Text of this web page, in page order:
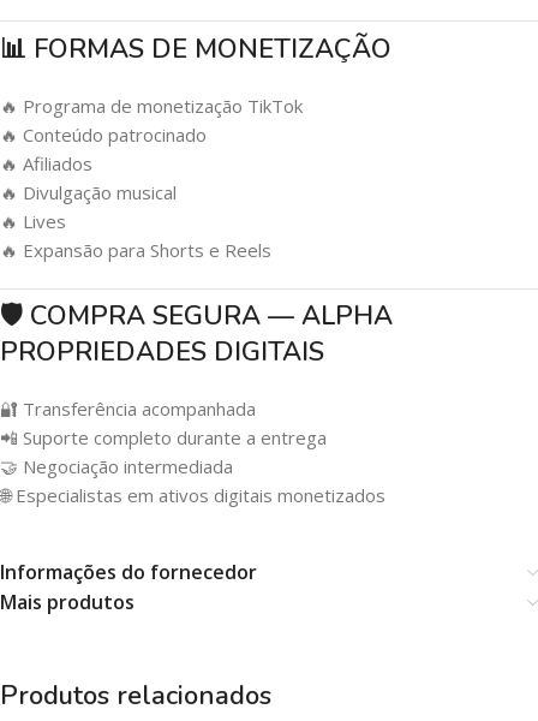
📊 FORMAS DE MONETIZAÇÃO
🔥 Programa de monetização TikTok
🔥 Conteúdo patrocinado
🔥 Afiliados
🔥 Divulgação musical
🔥 Lives
🔥 Expansão para Shorts e Reels
🛡️ COMPRA SEGURA — ALPHA
PROPRIEDADES DIGITAIS
🔐 Transferência acompanhada
📲 Suporte completo durante a entrega
🤝 Negociação intermediada
🌐 Especialistas em ativos digitais monetizados
Informações do fornecedor
Mais produtos
Produtos relacionados